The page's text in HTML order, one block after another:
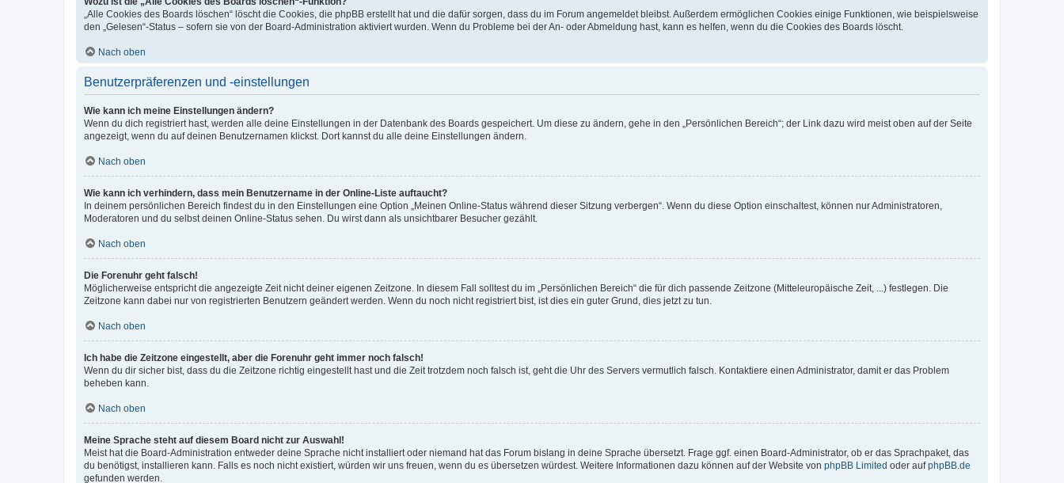
„Alle Cookies des Boards löschen“ löscht die Cookies, die phpBB erstellt hat und die dafür sorgen, dass du im Forum angemeldet bleibst. Außerdem ermöglichen Cookies einige Funktionen, wie beispielsweise
den „Gelesen“-Status – sofern sie von der Board-Administration aktiviert wurden. Wenn du Probleme bei der An- oder Abmeldung hast, kann es helfen, wenn du die Cookies des Boards löscht.
Nach oben
Benutzerpräferenzen und -einstellungen
Wie kann ich meine Einstellungen ändern?
Wenn du dich registriert hast, werden alle deine Einstellungen in der Datenbank des Boards gespeichert. Um diese zu ändern, gehe in den „Persönlichen Bereich“; der Link dazu wird meist oben auf der Seite
angezeigt, wenn du auf deinen Benutzernamen klickst. Dort kannst du alle deine Einstellungen ändern.
Nach oben
Wie kann ich verhindern, dass mein Benutzername in der Online-Liste auftaucht?
In deinem persönlichen Bereich findest du in den Einstellungen eine Option „Meinen Online-Status während dieser Sitzung verbergen“. Wenn du diese Option einschaltest, können nur Administratoren,
Moderatoren und du selbst deinen Online-Status sehen. Du wirst dann als unsichtbarer Besucher gezählt.
Nach oben
Die Forenuhr geht falsch!
Möglicherweise entspricht die angezeigte Zeit nicht deiner eigenen Zeitzone. In diesem Fall solltest du im „Persönlichen Bereich“ die für dich passende Zeitzone (Mitteleuropäische Zeit, ...) festlegen. Die
Zeitzone kann dabei nur von registrierten Benutzern geändert werden. Wenn du noch nicht registriert bist, ist dies ein guter Grund, dies jetzt zu tun.
Nach oben
Ich habe die Zeitzone eingestellt, aber die Forenuhr geht immer noch falsch!
Wenn du dir sicher bist, dass du die Zeitzone richtig eingestellt hast und die Zeit trotzdem noch falsch ist, geht die Uhr des Servers vermutlich falsch. Kontaktiere einen Administrator, damit er das Problem
beheben kann.
Nach oben
Meine Sprache steht auf diesem Board nicht zur Auswahl!
Meist hat die Board-Administration entweder deine Sprache nicht installiert oder niemand hat das Forum bislang in deine Sprache übersetzt. Frage ggf. einen Board-Administrator, ob er das Sprachpaket, das
du benötigst, installieren kann. Falls es noch nicht existiert, würden wir uns freuen, wenn du es übersetzen würdest. Weitere Informationen dazu können auf der Website von phpBB Limited oder aufphpBB.de
gefunden werden.